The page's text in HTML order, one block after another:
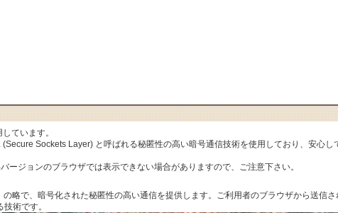
ています。
Sockets Layer) と呼ばれる秘匿性の高い暗号通信技術を使用しており、安心し
ージョンのブラウザでは表示できない場合がありますので、ご注意下さい。
略で、暗号化された秘匿性の高い通信を提供します。ご利用者のブラウザから送信さ
術です。